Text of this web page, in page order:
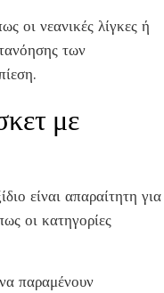
οι νεανικές λίγκες ή
των
με
είναι απαραίτητη για
οι κατηγορίες
παραμένουν